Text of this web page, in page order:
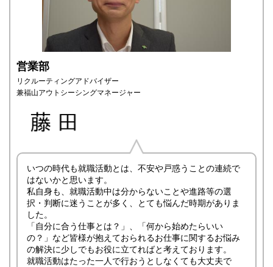
営業部
リクルーティングアドバイザー
兼福山アウトシーシングマネージャー
いつの時代も就職活動とは、不安や戸惑うことの連続で
はないかと思います。
私自身も、就職活動中は分からないことや進路等の選
択・判断に迷うことが多く、とても悩んだ時期がありま
した。
「自分に合う仕事とは？」、「何から始めたらいい
の？」など皆様が抱えておられるお仕事に関するお悩み
の解決に少しでもお役に立てればと考えております。
就職活動はたった一人で行おうとしなくても大丈夫で